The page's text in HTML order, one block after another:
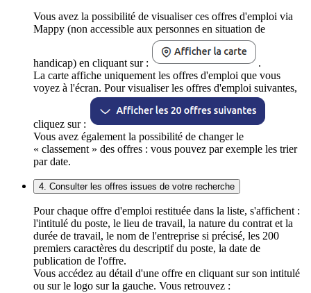
Vous avez la possibilité de visualiser ces offres d'emploi via
Mappy (non accessible aux personnes en situation de
handicap) en cliquant sur :
.
La carte affiche uniquement les offres d'emploi que vous
voyez à l'écran. Pour visualiser les offres d'emploi suivantes,
cliquez sur :
Vous avez également la possibilité de changer le
« classement » des offres : vous pouvez par exemple les trier
par date.
4. Consulter les offres issues de votre recherche
Pour chaque offre d'emploi restituée dans la liste, s'affichent :
l'intitulé du poste, le lieu de travail, la nature du contrat et la
durée de travail, le nom de l'entreprise si précisé, les 200
premiers caractères du descriptif du poste, la date de
publication de l'offre.
Vous accédez au détail d'une offre en cliquant sur son intitulé
ou sur le logo sur la gauche. Vous retrouvez :